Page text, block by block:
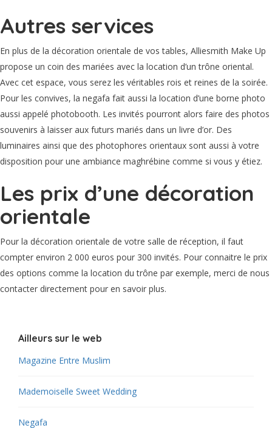
Autres services
En plus de la décoration orientale de vos tables, Alliesmith Make Up
propose un coin des mariées avec la location d’un trône oriental.
Avec cet espace, vous serez les véritables rois et reines de la soirée.
Pour les convives, la negafa fait aussi la location d’une borne photo
aussi appelé photobooth. Les invités pourront alors faire des photos
souvenirs à laisser aux futurs mariés dans un livre d’or. Des
luminaires ainsi que des photophores orientaux sont aussi à votre
disposition pour une ambiance maghrébine comme si vous y étiez.
Les prix d’une décoration
orientale
Pour la décoration orientale de votre salle de réception, il faut
compter environ 2 000 euros pour 300 invités. Pour connaitre le prix
des options comme la location du trône par exemple, merci de nous
contacter directement pour en savoir plus.
Ailleurs sur le web
Magazine Entre Muslim
Mademoiselle Sweet Wedding
Negafa